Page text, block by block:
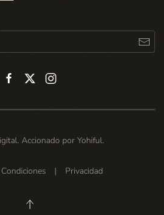
Accionado por Yohiful.
| Privacidad